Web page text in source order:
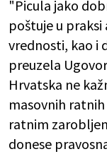
"Picula jako
poštuje u
vrednosti, kao i
preuzela
Hrvatska ne
masovnih
ratnim
donese